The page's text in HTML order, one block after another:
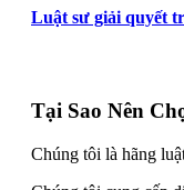
Luật sư giải quyết
Tại Sao Nên
Chúng tôi là hãng